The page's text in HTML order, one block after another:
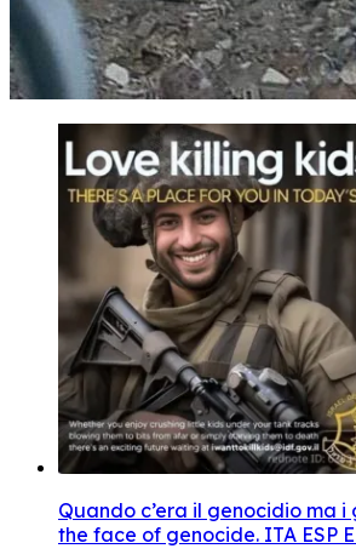
Quando c’era il genocidio ma
the face of genocide. ITA ESP